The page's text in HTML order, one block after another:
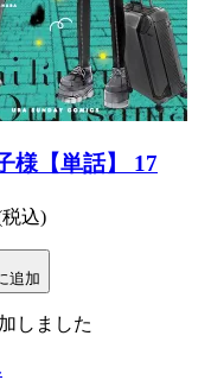
様【単話】 17
込)
追加
しました